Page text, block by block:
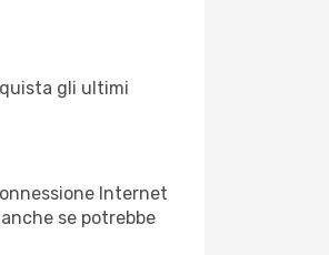
gli ultimi
Internet
se potrebbe